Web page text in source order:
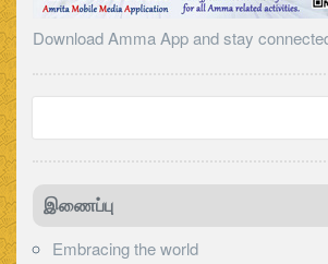
Download Amma App and stay
இணைப்பு
Embracing the world